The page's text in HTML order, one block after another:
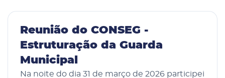
02 Abr 2026
Reunião do CONSEG -
Estruturação da Guarda
Municipal
Na noite do dia 31 de março de 2026 participei